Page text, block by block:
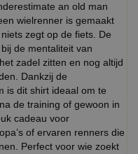
an old man
wielrenner is gemaakt
zegt op de fiets. De
de mentaliteit van
zadel zitten en nog altijd
Dankzij de
is dit shirt ideaal om te
de training of gewoon in
cadeau voor
of ervaren renners die
Perfect voor wie zoekt